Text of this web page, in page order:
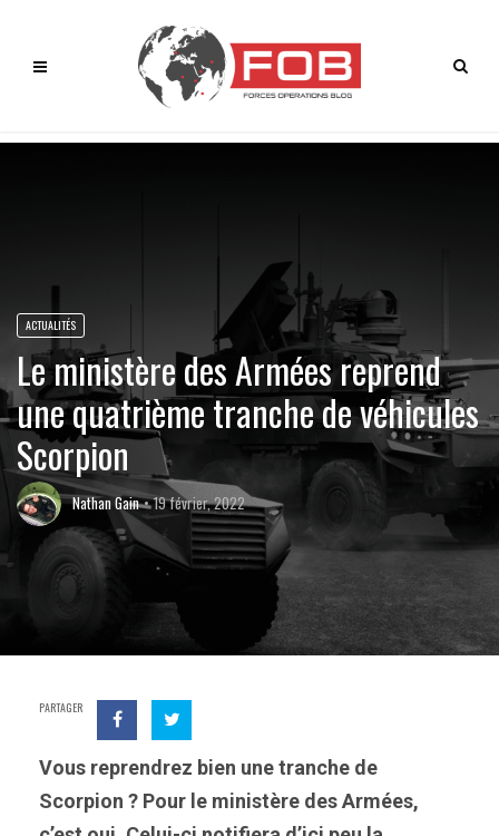
ACTUALITÉS
Le ministère des Armées reprend
une quatrième tranche de véhicules
Scorpion
Nathan Gain 19 février, 2022
PARTAGER
Vous reprendrez bien une tranche de
Scorpion ? Pour le ministère des Armées,